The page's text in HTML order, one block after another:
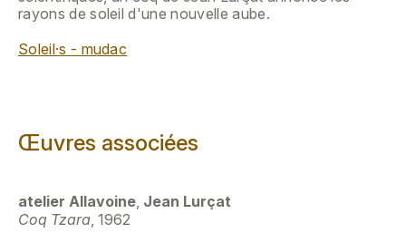
rayons de soleil d'une nouvelle aube.
Soleil·s - mudac
Œuvres associées
atelier Allavoine, Jean Lurçat
Coq Tzara, 1962